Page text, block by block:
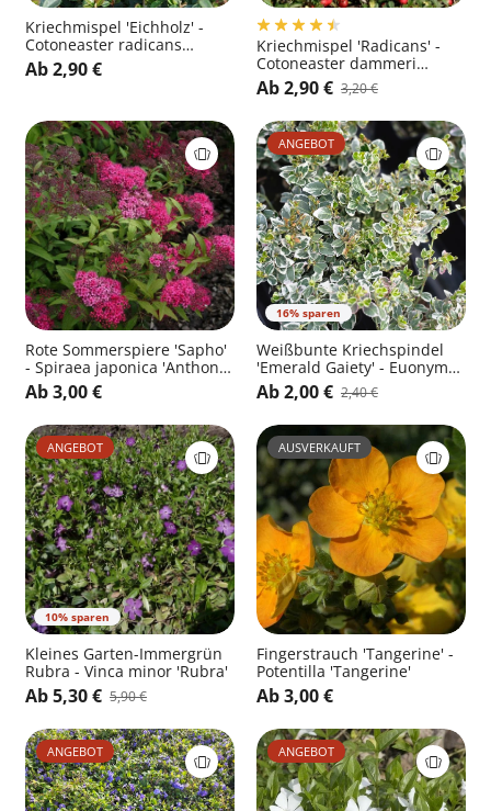
Kriechmispel 'Eichholz' -
Cotoneaster radicans
'Eichholz'
Ab 2,90 €
Kriechmispel 'Radicans' -
Cotoneaster dammeri
radicans
Ab 2,90 € 3,20 €
Rote Sommerspiere 'Sapho'
- Spiraea japonica 'Anthony
Waterer Sapho'
Ab 3,00 €
16% sparen
ANGEBOT
Weißbunte Kriechspindel
'Emerald Gaiety' - Euonymus
fortunei 'Emerald Gaiety'
Ab 2,00 € 2,40 €
10% sparen
ANGEBOT
Kleines Garten-Immergrün
Rubra - Vinca minor 'Rubra'
Ab 5,30 € 5,90 €
AUSVERKAUFT
Fingerstrauch 'Tangerine' -
Potentilla 'Tangerine'
Ab 3,00 €
ANGEBOT ANGEBOT